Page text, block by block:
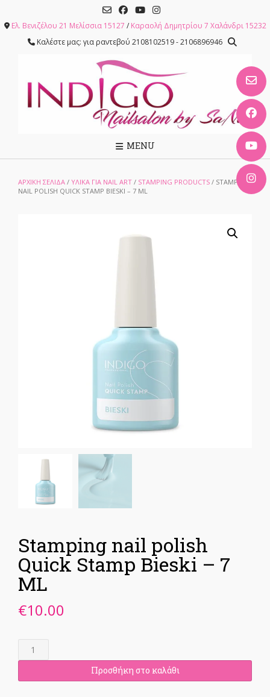
content
Ελ. Βενιζέλου 21 Μελίσσια 15127 / Καραολή Δημητρίου 7 Χαλάνδρι 15232
Καλέστε μας: για ραντεβού 2108102519 - 2106896946
MENU
ΑΡΧΙΚΉ ΣΕΛΊΔΑ / ΥΛΙΚΑ ΓΙΑ NAIL ART / STAMPING PRODUCTS / STAMPING
NAIL POLISH QUICK STAMP BIESKI – 7 ML
Stamping nail polish
Quick Stamp Bieski – 7
ML
€10.00
Stamping
Quick
Προσθήκη στο καλάθι